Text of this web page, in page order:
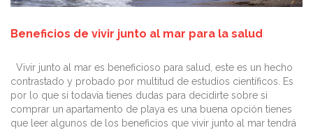
Beneficios de vivir junto al mar para la salud
Vivir junto al mar es beneficioso para salud, este es un hecho
contrastado y probado por multitud de estudios científicos. Es
por lo que si todavía tienes dudas para decidirte sobre si
comprar un apartamento de playa es una buena opción tienes
que leer algunos de los beneficios que vivir junto al mar tendrá